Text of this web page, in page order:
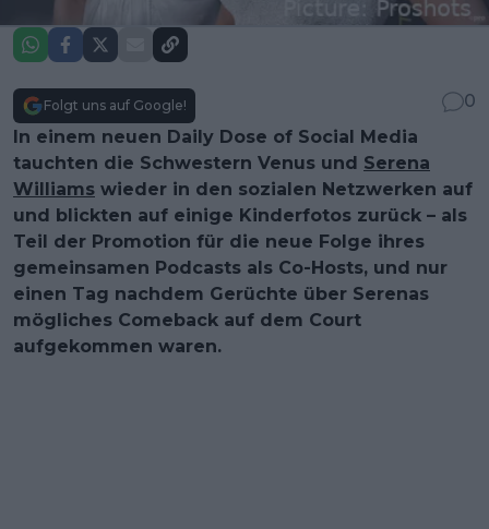
Folgt uns auf Google!
0
In einem neuen Daily Dose of Social Media
tauchten die Schwestern Venus und Serena
Williams wieder in den sozialen Netzwerken auf
und blickten auf einige Kinderfotos zurück – als
Teil der Promotion für die neue Folge ihres
gemeinsamen Podcasts als Co-Hosts, und nur
einen Tag nachdem Gerüchte über Serenas
mögliches Comeback auf dem Court
aufgekommen waren.